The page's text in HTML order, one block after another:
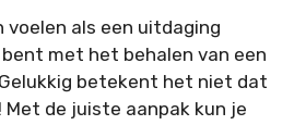
voelen als een uitdaging
met het behalen van een
betekent het niet dat
Met de juiste aanpak kun je